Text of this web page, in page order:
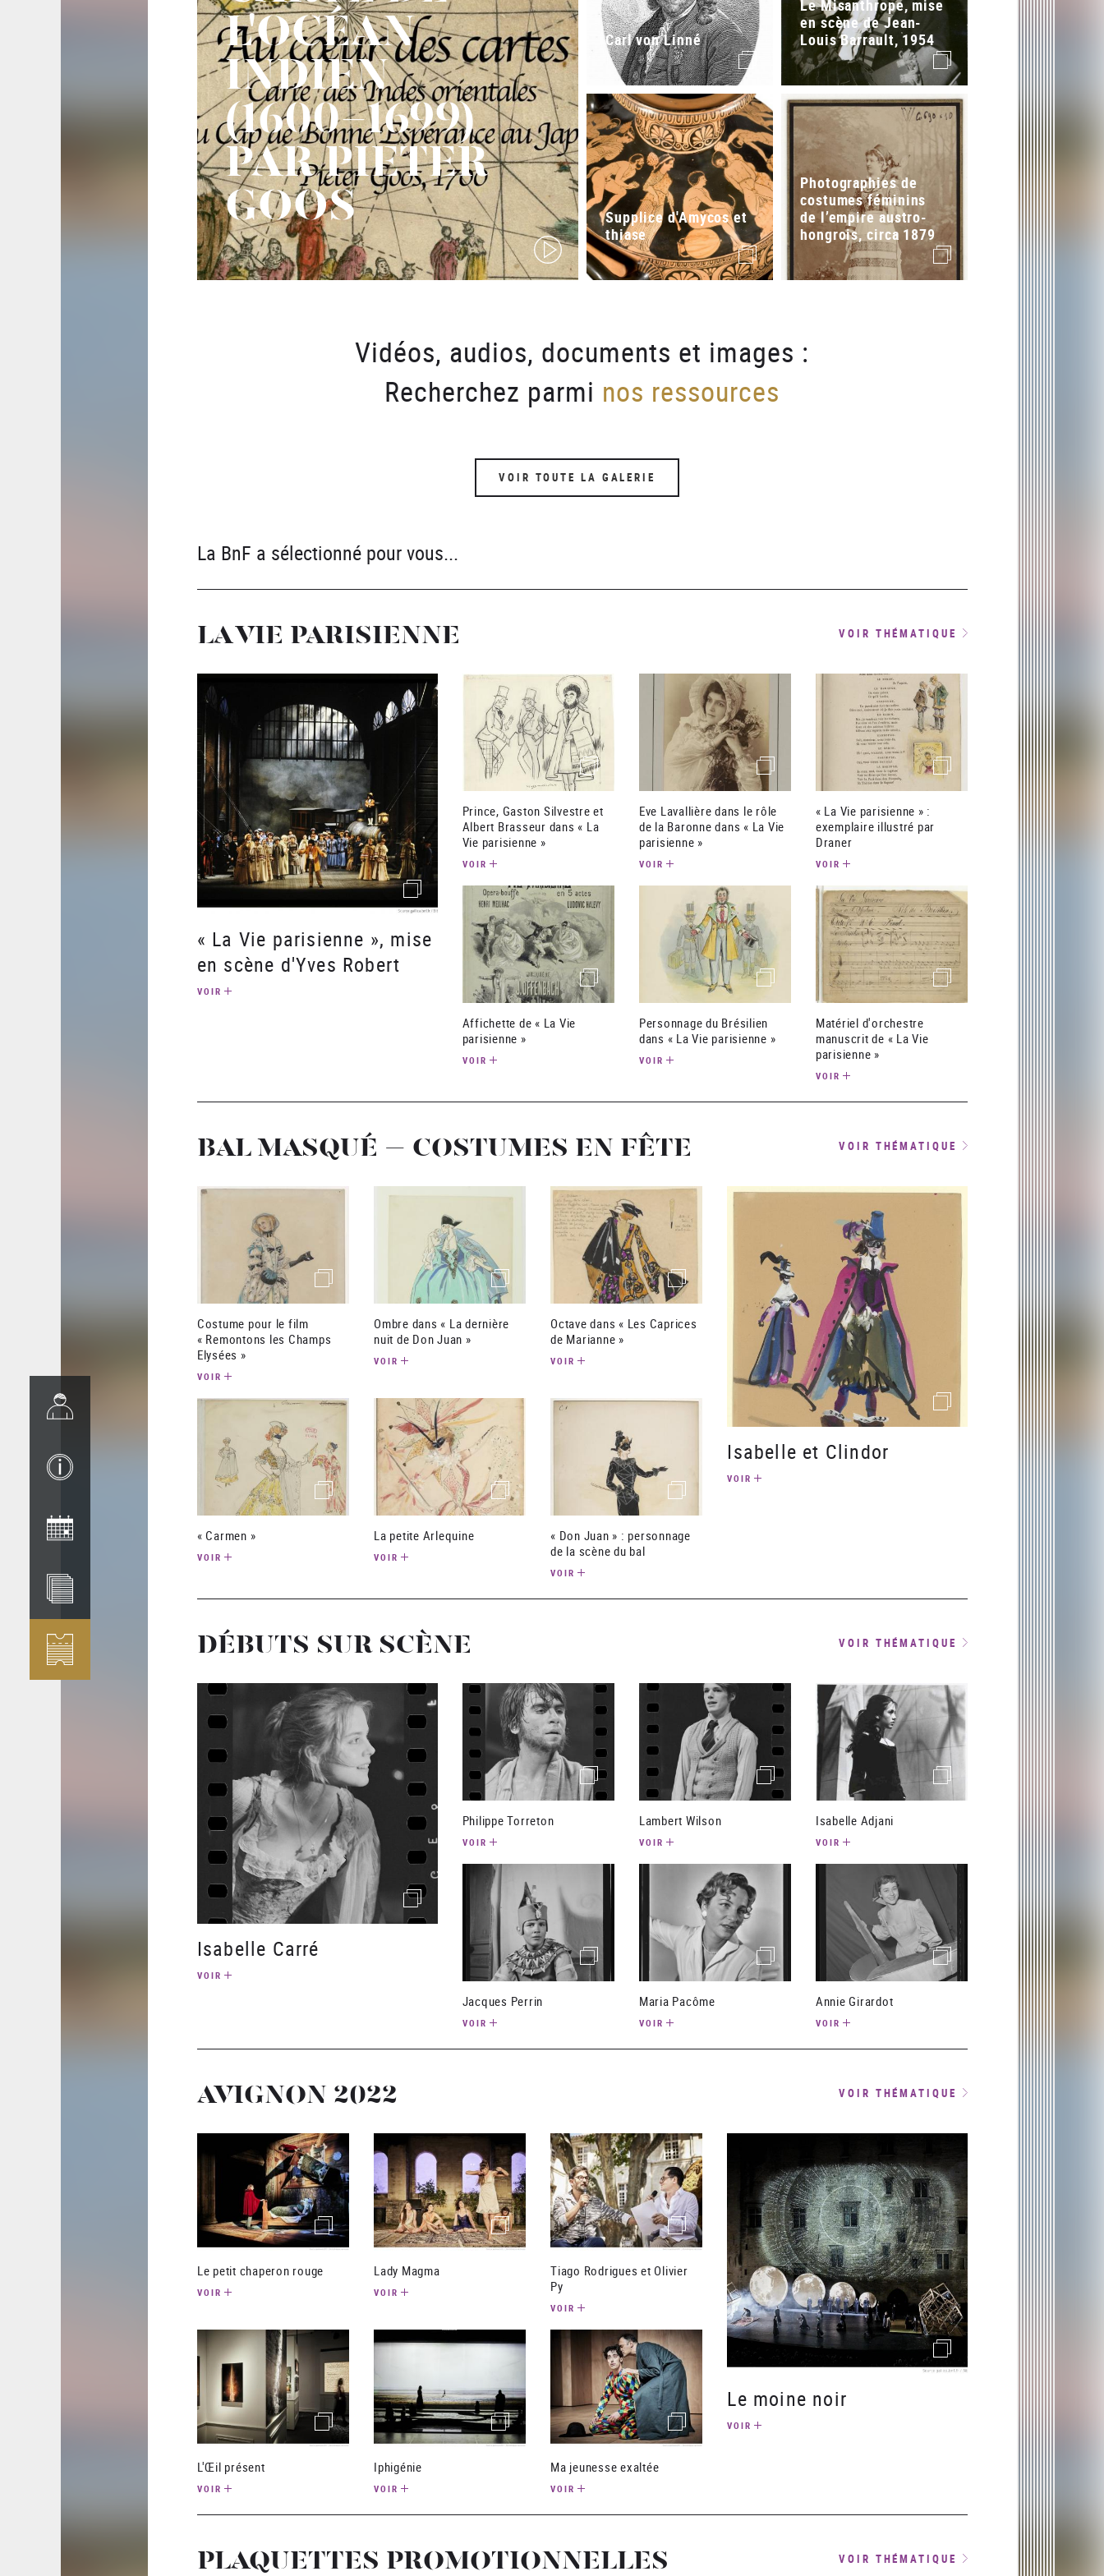
L'OCÉAN
INDIEN
(1600-1699)
PAR PIETER
GOOS
video
Carl von Linné
image
Le Misanthrope, mise
en scène de Jean-
Louis Barrault, 1954
image
Supplice d'Amycos et
thiase
image
Photographies de
costumes féminins
de l’empire austro-
hongrois, circa 1879
image
Vidéos, audios, documents et images :
Recherchez parmi nos ressources
VOIR TOUTE LA GALERIE
La BnF a sélectionné pour vous...
LA VIE PARISIENNE VOIR THÉMATIQUE
()image
« La Vie parisienne », mise
en scène d'Yves Robert
VOIR
(image)
Prince, Gaston Silvestre et
Albert Brasseur dans « La
Vie parisienne »
VOIR
(image)
Eve Lavallière dans le rôle
de la Baronne dans « La Vie
parisienne »
VOIR
(image)
« La Vie parisienne » :
exemplaire illustré par
Draner
VOIR
(image)
Affichette de « La Vie
parisienne »
VOIR
(image)
Personnage du Brésilien
dans « La Vie parisienne »
VOIR
(image)
Matériel d'orchestre
manuscrit de « La Vie
parisienne »
VOIR
BAL MASQUÉ – COSTUMES EN FÊTE VOIR THÉMATIQUE
(image)
Costume pour le film
« Remontons les Champs
Elysées »
VOIR
(image)
Ombre dans « La dernière
nuit de Don Juan »
VOIR
(image)
Octave dans « Les Caprices
de Marianne »
VOIR
(image)
« Carmen »
VOIR
(image)
La petite Arlequine
VOIR
(image)
« Don Juan » : personnage
de la scène du bal
VOIR
(image)
Isabelle et Clindor
VOIR
DÉBUTS SUR SCÈNE VOIR THÉMATIQUE
()image
Isabelle Carré
VOIR
(image)
Philippe Torreton
VOIR
(image)
Lambert Wilson
VOIR
(image)
Isabelle Adjani
VOIR
(image)
Jacques Perrin
VOIR
(image)
Maria Pacôme
VOIR
(image)
Annie Girardot
VOIR
AVIGNON 2022 VOIR THÉMATIQUE
(image)
Le petit chaperon rouge
VOIR
(image)
Lady Magma
VOIR
(image)
Tiago Rodrigues et Olivier
Py
VOIR
(image)
L'Œil présent
VOIR
(image)
Iphigénie
VOIR
(image)
Ma jeunesse exaltée
VOIR
(image)
Le moine noir
VOIR
PLAQUETTES PROMOTIONNELLES VOIR THÉMATIQUE